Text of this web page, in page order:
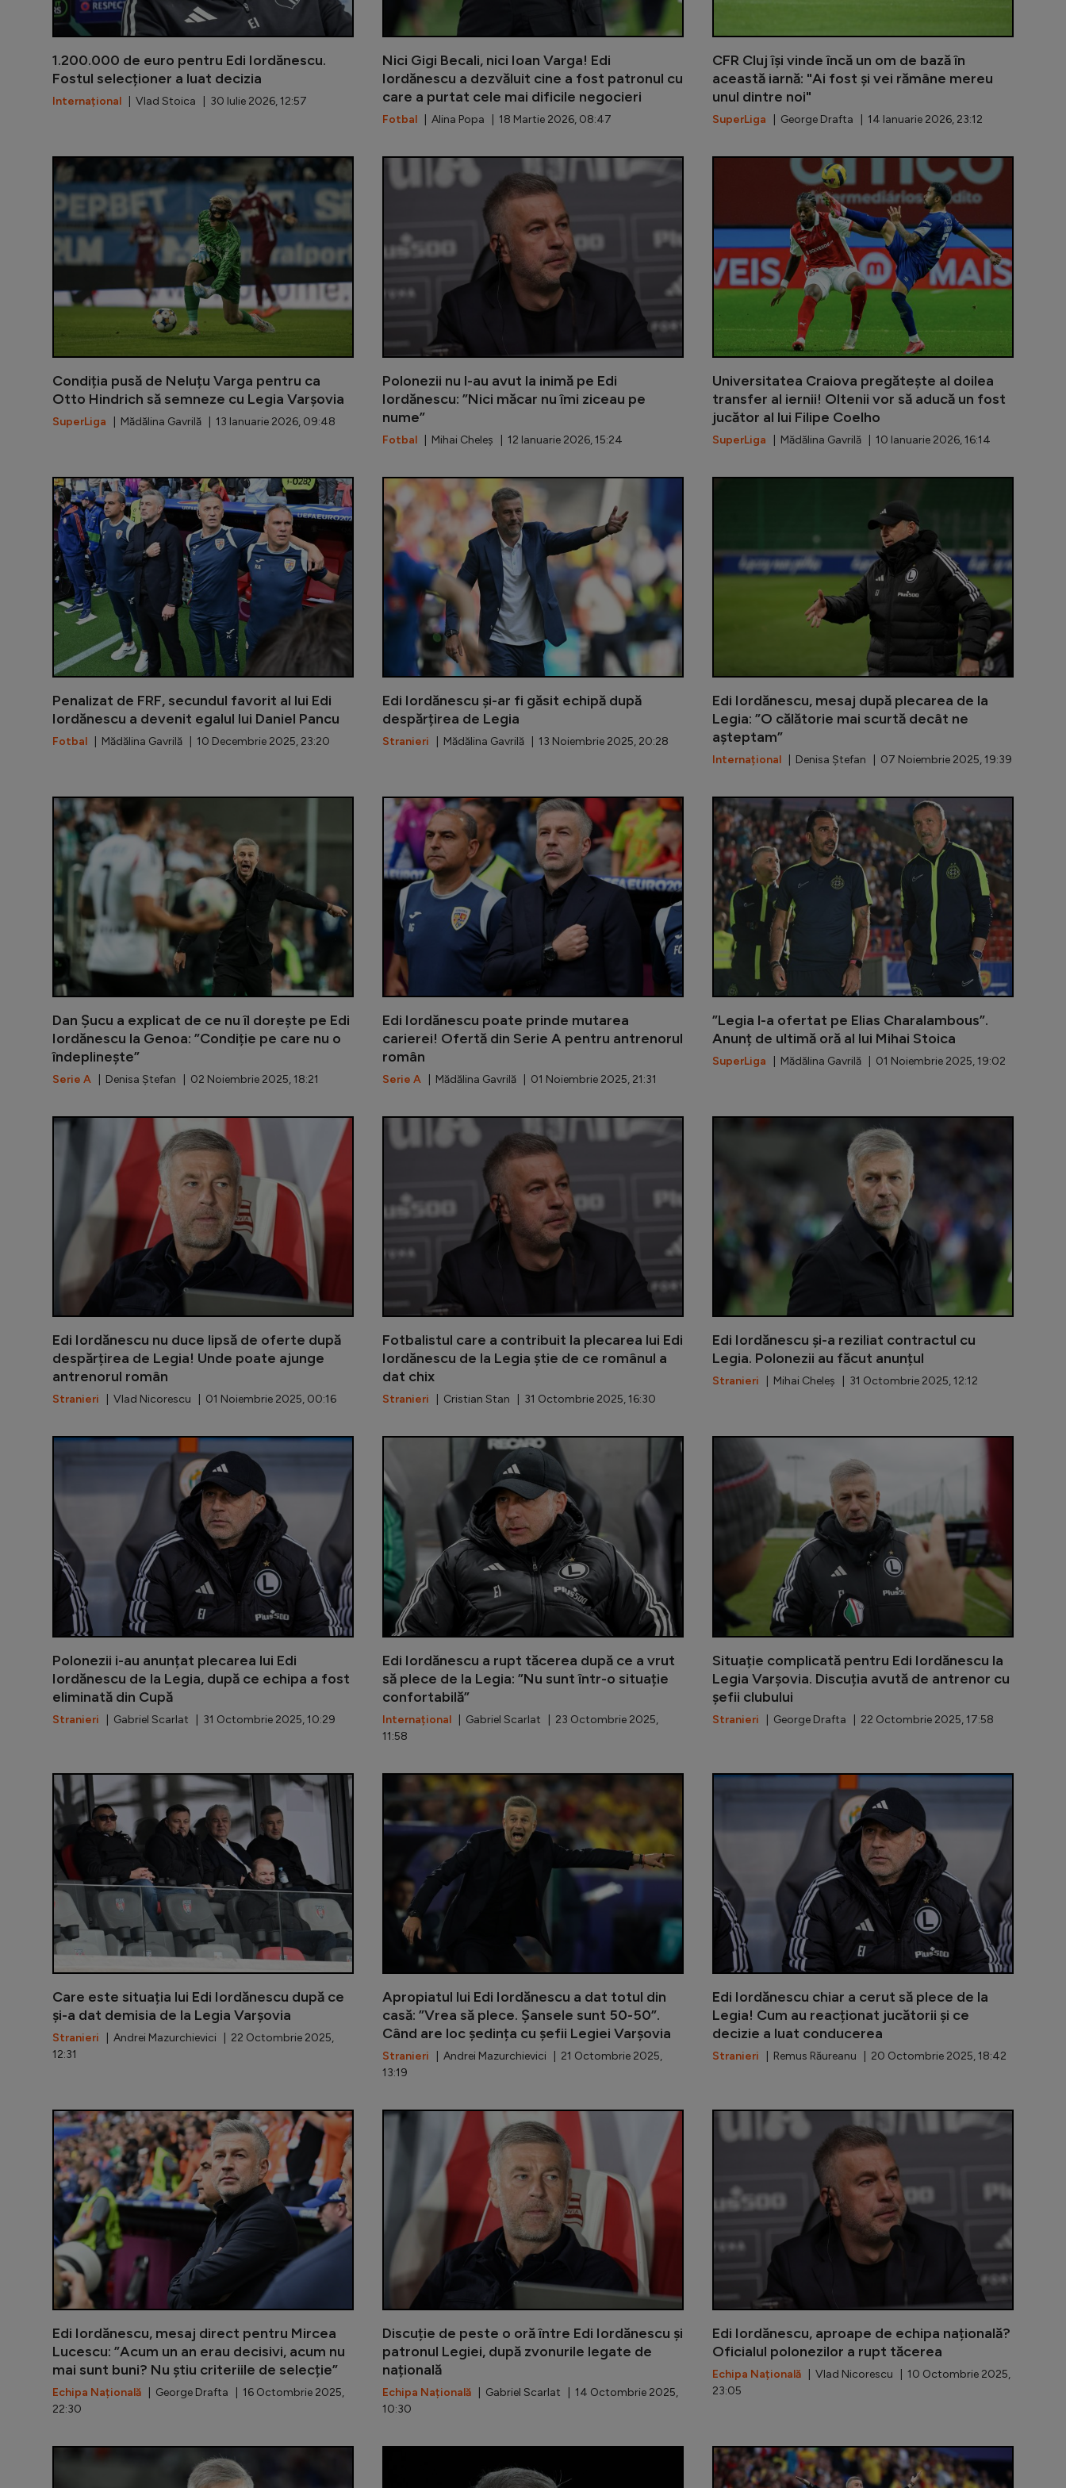
1.200.000 de euro pentru Edi Iordănescu.
Fostul selecționer a luat decizia
Internațional | Vlad Stoica | 30 Iulie 2026, 12:57
Nici Gigi Becali, nici Ioan Varga! Edi
Iordănescu a dezvăluit cine a fost patronul cu
care a purtat cele mai dificile negocieri
Fotbal | Alina Popa | 18 Martie 2026, 08:47
CFR Cluj își vinde încă un om de bază în
această iarnă: "Ai fost și vei rămâne mereu
unul dintre noi"
SuperLiga | George Drafta | 14 Ianuarie 2026, 23:12
Condiția pusă de Neluțu Varga pentru ca
Otto Hindrich să semneze cu Legia Varșovia
SuperLiga | Mădălina Gavrilă | 13 Ianuarie 2026, 09:48
Condiția pusă de Neluțu Varga pentru ca Otto Hindrich să
Polonezii nu l-au avut la inimă pe Edi
Iordănescu: ”Nici măcar nu îmi ziceau pe
nume”
Fotbal | Mihai Cheleș | 12 Ianuarie 2026, 15:24
Polonezii
Universitatea Craiova pregătește al doilea
transfer al iernii! Oltenii vor să aducă un fost
jucător al lui Filipe Coelho
SuperLiga | Mădălina Gavrilă | 10 Ianuarie 2026, 16:14
Penalizat de FRF, secundul favorit al lui Edi
Iordănescu a devenit egalul lui Daniel Pancu
Fotbal | Mădălina Gavrilă | 10 Decembrie 2025, 23:20
Edi Iordănescu și-ar fi găsit echipă după
despărțirea de Legia
Stranieri | Mădălina Gavrilă | 13 Noiembrie 2025, 20:28
Edi Iordănescu, mesaj după plecarea de la
Legia: ”O călătorie mai scurtă decât ne
așteptam”
Internațional | Denisa Ștefan | 07 Noiembrie 2025, 19:39
Dan Șucu a explicat de ce nu îl dorește pe Edi
Iordănescu la Genoa: ”Condiție pe care nu o
îndeplinește”
Serie A | Denisa Ștefan | 02 Noiembrie 2025, 18:21
Dan Șucu a explicat de ce nu îl dorește pe Edi Iordănescu la
Edi Iordănescu poate prinde mutarea
carierei! Ofertă din Serie A pentru antrenorul
român
Serie A | Mădălina Gavrilă | 01 Noiembrie 2025, 21:31
”Legia l-a ofertat pe Elias Charalambous”.
Anunț de ultimă oră al lui Mihai Stoica
SuperLiga | Mădălina Gavrilă | 01 Noiembrie 2025, 19:02
Edi Iordănescu nu duce lipsă de oferte după
despărțirea de Legia! Unde poate ajunge
antrenorul român
Stranieri | Vlad Nicorescu | 01 Noiembrie 2025, 00:16
Edi Iordănescu nu duce lipsă de oferte după despărțirea de
Fotbalistul care a contribuit la plecarea lui Edi
Iordănescu de la Legia știe de ce românul a
dat chix
Stranieri | Cristian Stan | 31 Octombrie 2025, 16:30
Edi Iordănescu și-a reziliat contractul cu
Legia. Polonezii au făcut anunțul
Stranieri | Mihai Cheleș | 31 Octombrie 2025, 12:12
Polonezii i-au anunțat plecarea lui Edi
Iordănescu de la Legia, după ce echipa a fost
eliminată din Cupă
Stranieri | Gabriel Scarlat | 31 Octombrie 2025, 10:29
Polonezii i-au anunțat plecarea lui Edi Iordănescu de la Legia,
Edi Iordănescu a rupt tăcerea după ce a vrut
să plece de la Legia: ”Nu sunt într-o situație
confortabilă”
Internațional | Gabriel Scarlat | 23 Octombrie 2025,
11:58
Situație complicată pentru Edi Iordănescu la
Legia Varșovia. Discuția avută de antrenor cu
șefii clubului
Stranieri | George Drafta | 22 Octombrie 2025, 17:58
Care este situația lui Edi Iordănescu după ce
și-a dat demisia de la Legia Varșovia
Stranieri | Andrei Mazurchievici | 22 Octombrie 2025,
12:31
Care este situația lui Edi Iordănescu după ce și-a dat demisia de
Apropiatul lui Edi Iordănescu a dat totul din
casă: ”Vrea să plece. Șansele sunt 50-50”.
Când are loc ședința cu șefii Legiei Varșovia
Stranieri | Andrei Mazurchievici | 21 Octombrie 2025,
13:19
Apropiatul
Edi Iordănescu chiar a cerut să plece de la
Legia! Cum au reacționat jucătorii și ce
decizie a luat conducerea
Stranieri | Remus Răureanu | 20 Octombrie 2025, 18:42
Edi Iordănescu, mesaj direct pentru Mircea
Lucescu: ”Acum un an erau decisivi, acum nu
mai sunt buni? Nu știu criteriile de selecție”
Echipa Națională | George Drafta | 16 Octombrie 2025,
22:30
Edi Iordănescu, mesaj direct pentru Mircea Lucescu: ”Acum
Discuție de peste o oră între Edi Iordănescu și
patronul Legiei, după zvonurile legate de
națională
Echipa Națională | Gabriel Scarlat | 14 Octombrie 2025,
10:30
Edi Iordănescu, aproape de echipa națională?
Oficialul polonezilor a rupt tăcerea
Echipa Națională | Vlad Nicorescu | 10 Octombrie 2025,
23:05
Contre în direct pe tema revenirii lui Edi Iordănescu laClauza de